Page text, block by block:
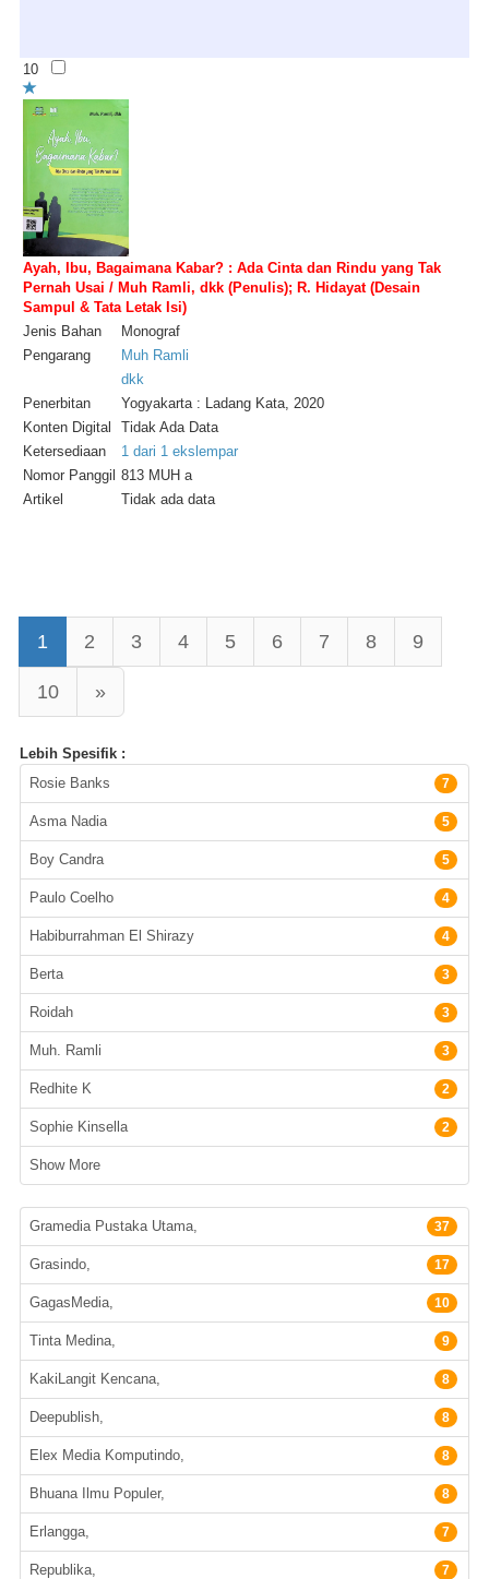
10
Ayah, Ibu, Bagaimana Kabar? : Ada Cinta dan Rindu yang Tak
Pernah Usai / Muh Ramli, dkk (Penulis); R. Hidayat (Desain
Sampul & Tata Letak Isi)
Jenis Bahan
Monograf
Pengarang
Muh Ramli
dkk
Penerbitan
Yogyakarta : Ladang Kata, 2020
Konten Digital
Tidak Ada Data
Ketersediaan
1 dari 1 ekslempar
Nomor Panggil 813 MUH a
Artikel
Tidak ada data
1 2 3 4 5 6 7 8 9
10 »
Lebih Spesifik :
Pengarang
Rosie Banks 7
Asma Nadia 5
Boy Candra 5
Paulo Coelho 4
Habiburrahman El Shirazy 4
Berta 3
Roidah 3
Muh. Ramli 3
Redhite K 2
Sophie Kinsella 2
Show More
Penerbit
Gramedia Pustaka Utama, 37
Grasindo, 17
GagasMedia, 10
Tinta Medina, 9
KakiLangit Kencana, 8
Deepublish, 8
Elex Media Komputindo, 8
Bhuana Ilmu Populer, 8
Erlangga, 7
Republika, 7